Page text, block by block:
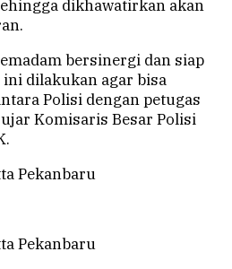
dikhawatirkan akan
bersinergi dan siap
dilakukan agar bisa
Polisi dengan petugas
Komisaris Besar Polisi